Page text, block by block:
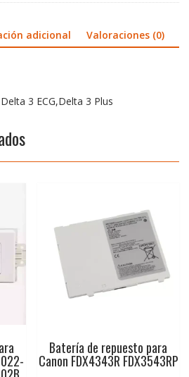
adicional Valoraciones (0)
3 ECG,Delta 3 Plus
Batería de repuesto para
Canon FDX4343R FDX3543RP